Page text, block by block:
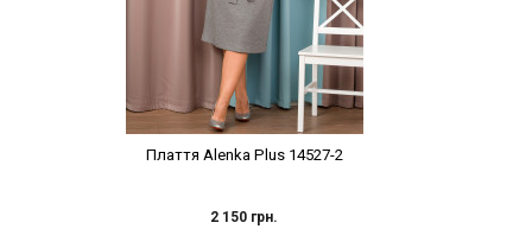
Плаття Alenka Plus 14527-2
2 150 грн.